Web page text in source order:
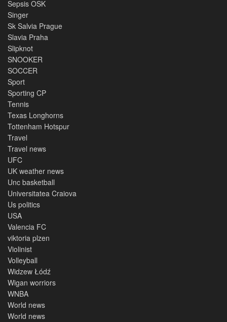
Sepsis OSK
Singer
Sk Salvia Prague
Slavia Praha
Slipknot
SNOOKER
SOCCER
Sport
Sporting CP
Tennis
Texas Longhorns
Tottenham Hotspur
Travel
Travel news
UFC
UK weather news
Unc basketball
Universitatea Craiova
Us politics
USA
Valencia FC
viktoria plzen
Violinist
Volleyball
Widzew Łódź
Wigan worriors
WNBA
World news
World news